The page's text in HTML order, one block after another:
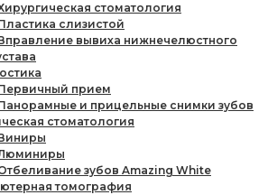
стоматология
слизистой
вывиха нижнечелюстного
прием
и прицельные снимки зубов
стоматология
зубов Amazing White
томография